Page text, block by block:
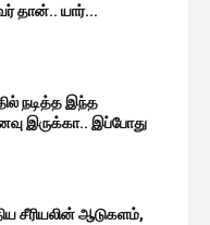
தான்.. யார்...
நடித்த இந்த
இருக்கா.. இப்போது
சீரியலின் ஆடுகளம்,